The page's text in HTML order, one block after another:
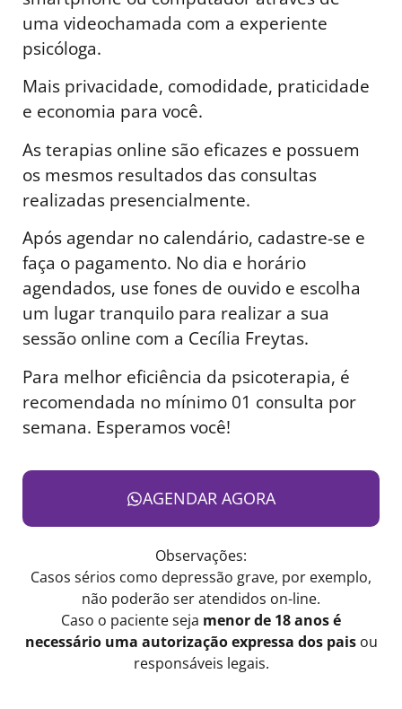
uma videochamada com a experiente
psicóloga.
Mais privacidade, comodidade, praticidade
e economia para você.
As terapias online são eficazes e possuem
os mesmos resultados das consultas
realizadas presencialmente.
Após agendar no calendário, cadastre-se e
faça o pagamento. No dia e horário
agendados, use fones de ouvido e escolha
um lugar tranquilo para realizar a sua
sessão online com a Cecília Freytas.
Para melhor eficiência da psicoterapia, é
recomendada no mínimo 01 consulta por
semana. Esperamos você!
AGENDAR AGORA
Observações:
Casos sérios como depressão grave, por exemplo,
não poderão ser atendidos on-line.
Caso o paciente seja menor de 18 anos é
necessário uma autorização expressa dos paisou
responsáveis legais.